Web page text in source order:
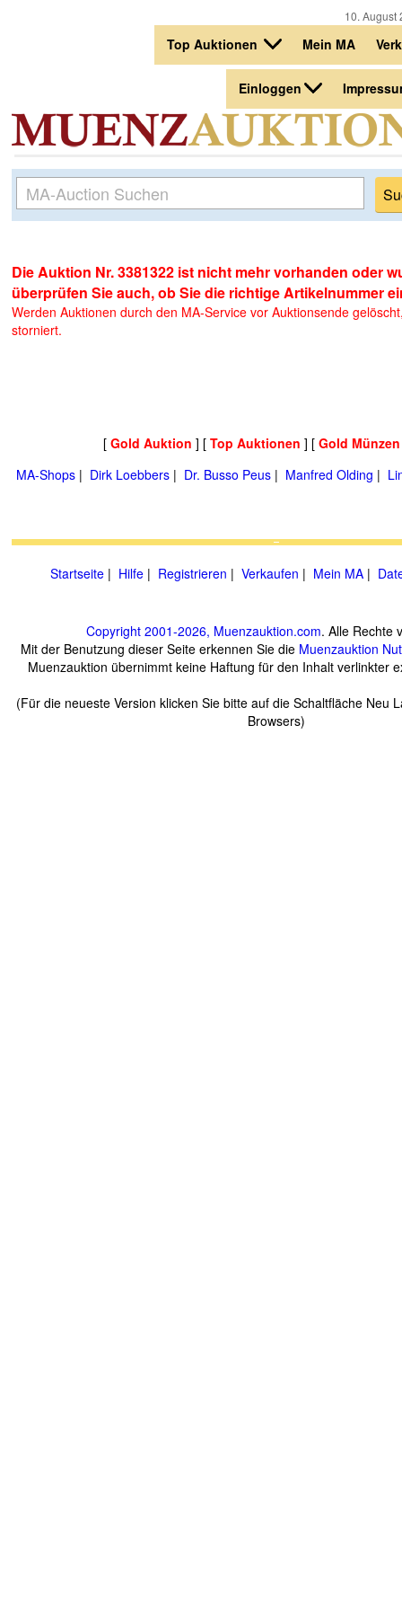
10.
Top Auktionen Mein MA
Einloggen
Die Auktion Nr. 3381322 ist nicht mehr vorhanden oder
überprüfen Sie auch, ob Sie die richtige Artikelnummer
Werden Auktionen durch den MA-Service vor Auktionsende
storniert.
[ Gold Auktion ] [ Top Auktionen ] [ Gold
MA-Shops | Dirk Loebbers | Dr. Busso Peus | Manfred Olding |
Startseite | Hilfe | Registrieren | Verkaufen | Mein MA |
Copyright 2001-2026, Muenzauktion.com. Alle Rechte
Mit der Benutzung dieser Seite erkennen Sie die Muenzauktion
Muenzauktion übernimmt keine Haftung für den Inhalt verlinkter
(Für die neueste Version klicken Sie bitte auf die Schaltfläche Neu
Browsers)